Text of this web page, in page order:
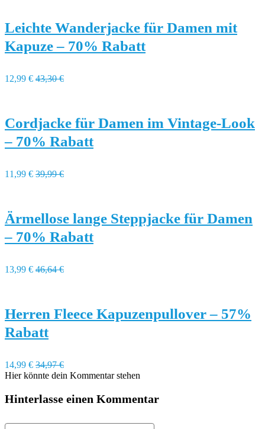
Leichte Wanderjacke für Damen mit
Kapuze – 70% Rabatt
12,99 € 43,30 €
Cordjacke für Damen im Vintage-Look
– 70% Rabatt
11,99 € 39,99 €
Ärmellose lange Steppjacke für Damen
– 70% Rabatt
13,99 € 46,64 €
Herren Fleece Kapuzenpullover – 57%
Rabatt
14,99 € 34,97 €
Hier könnte dein Kommentar stehen
Hinterlasse einen Kommentar